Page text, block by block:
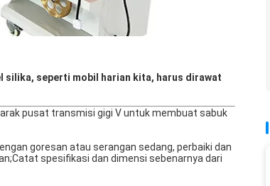
silika, seperti mobil harian kita, harus dirawat
pusat transmisi gigi V untuk membuat sabuk
goresan atau serangan sedang, perbaiki dan
spesifikasi dan dimensi sebenarnya dari